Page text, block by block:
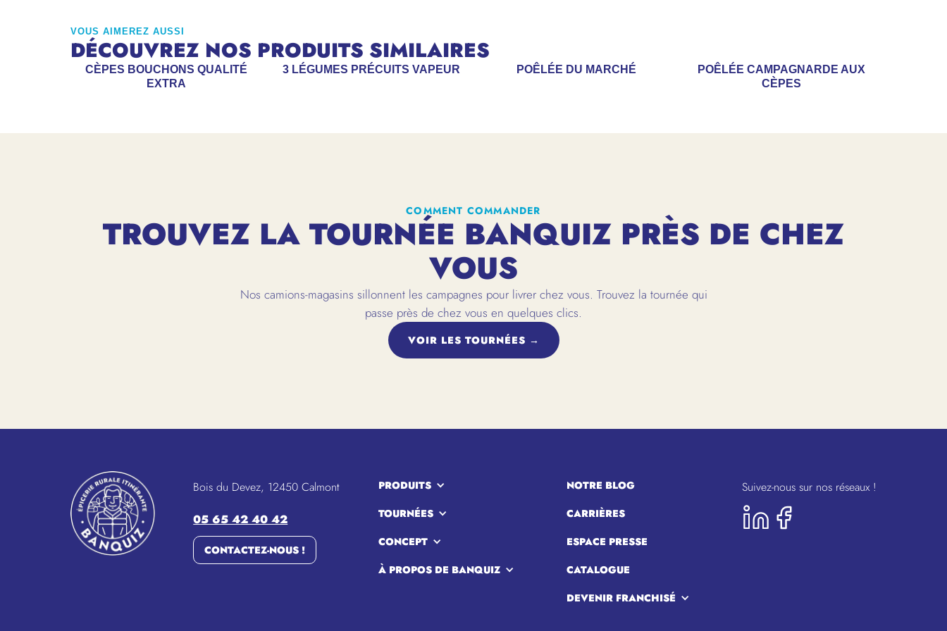
VOUS AIMEREZ AUSSI
DÉCOUVREZ NOS PRODUITS SIMILAIRES
CÈPES BOUCHONS QUALITÉ
EXTRA
3 LÉGUMES PRÉCUITS VAPEUR POÊLÉE DU MARCHÉ
POÊLÉE CAMPAGNARDE AUX
CÈPES
COMMENT COMMANDER
TROUVEZ LA TOURNÉE BANQUIZ PRÈS DE CHEZ
VOUS
Nos camions-magasins sillonnent les campagnes pour livrer chez vous. Trouvez la tournée qui
passe près de chez vous en quelques clics.
VOIR LES TOURNÉES →
Bois du Devez, 12450 Calmont
05 65 42 40 42
CONTACTEZ-NOUS !
PRODUITS
TOURNÉES
CONCEPT
À PROPOS DE BANQUIZ
NOTRE BLOG
CARRIÈRES
ESPACE PRESSE
CATALOGUE
DEVENIR FRANCHISÉ
Suivez-nous sur nos réseaux !